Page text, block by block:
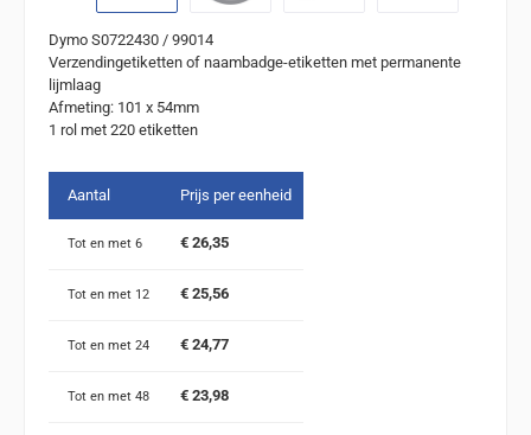
Dymo S0722430 / 99014
Verzendingetiketten of naambadge-etiketten met permanente
lijmlaag
Afmeting: 101 x 54mm
1 rol met 220 etiketten
Aantal Prijs per eenheid
Tot en met 6 € 26,35
Tot en met 12 € 25,56
Tot en met 24 € 24,77
Tot en met 48 € 23,98